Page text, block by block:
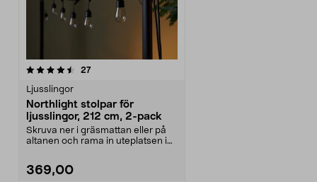
27recensioner
Ljusslingor
Northlight stolpar för
ljusslingor, 212 cm, 2-pack
Skruva ner i gräsmattan eller på
altanen och rama in uteplatsen i
369,00